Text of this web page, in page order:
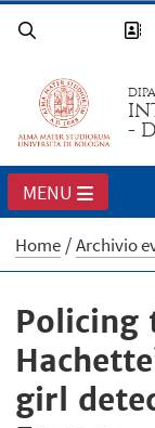
-
MENU
Home Archivio
Policing
girl